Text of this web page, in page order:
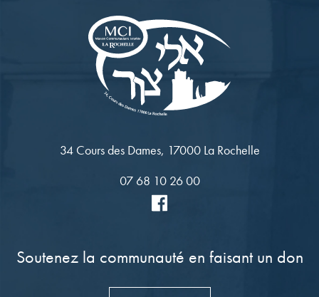
34 Cours des Dames, 17000 La Rochelle
07 68 10 26 00
Soutenez la communauté en faisant un don